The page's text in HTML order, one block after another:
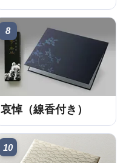
8
哀悼（線香付き）
10